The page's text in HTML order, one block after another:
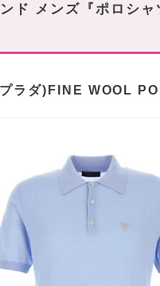
ド メンズ『ポロシャ
ラダ)FINE WOOL